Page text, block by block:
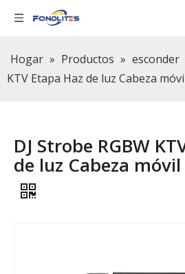
Hogar » Productos » esconder
KTV Etapa Haz de luz Cabeza
DJ Strobe RGBW
de luz Cabeza